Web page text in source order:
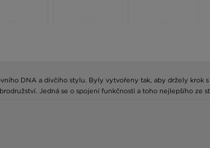
DNA a dívčího stylu. Byly vytvořeny tak, aby držely
Jedná se o spojení funkčnosti a toho nejlepšího ze